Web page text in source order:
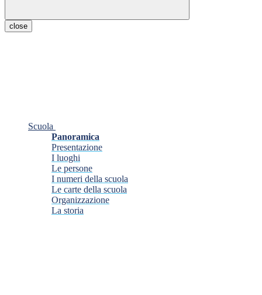
close
Scuola
Panoramica
Presentazione
I luoghi
Le persone
I numeri della scuola
Le carte della scuola
Organizzazione
La storia